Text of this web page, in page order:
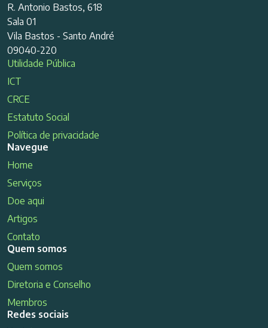
R. Antonio Bastos, 618
Sala 01
Vila Bastos - Santo André
09040-220
Utilidade Pública
ICT
CRCE
Estatuto Social
Política de privacidade
Navegue
Home
Serviços
Doe aqui
Artigos
Contato
Quem somos
Quem somos
Diretoria e Conselho
Membros
Redes sociais